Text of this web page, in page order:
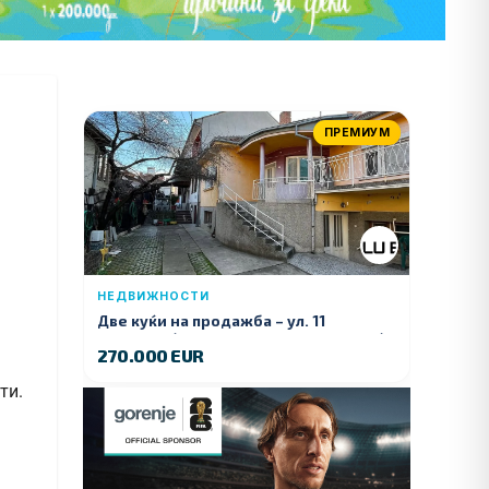
ПРЕМИУМ
НЕДВИЖНОСТИ
Две куќи на продажба – ул. 11
Ноември (Наспроти Селман Туризам)
270.000 EUR